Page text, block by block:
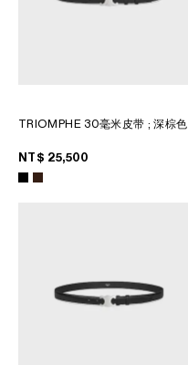
TRIOMPHE 30毫米皮带 ; 深棕色
NT$ 25,500